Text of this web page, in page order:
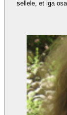
sellele, et iga